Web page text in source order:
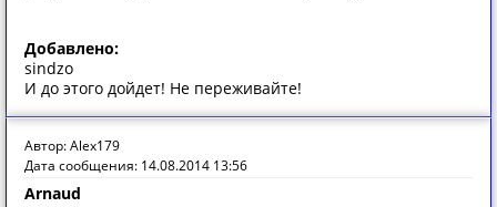
Добавлено:
sindzo
И до этого дойдет! Не переживайте!
Автор: Alex179
Дата сообщения: 14.08.2014 13:56
Arnaud